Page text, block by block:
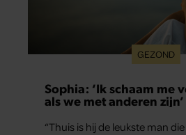
GEZOND
Sophia: ‘Ik schaam me
als we met anderen zijn’
“Thuis is hij de leukste man